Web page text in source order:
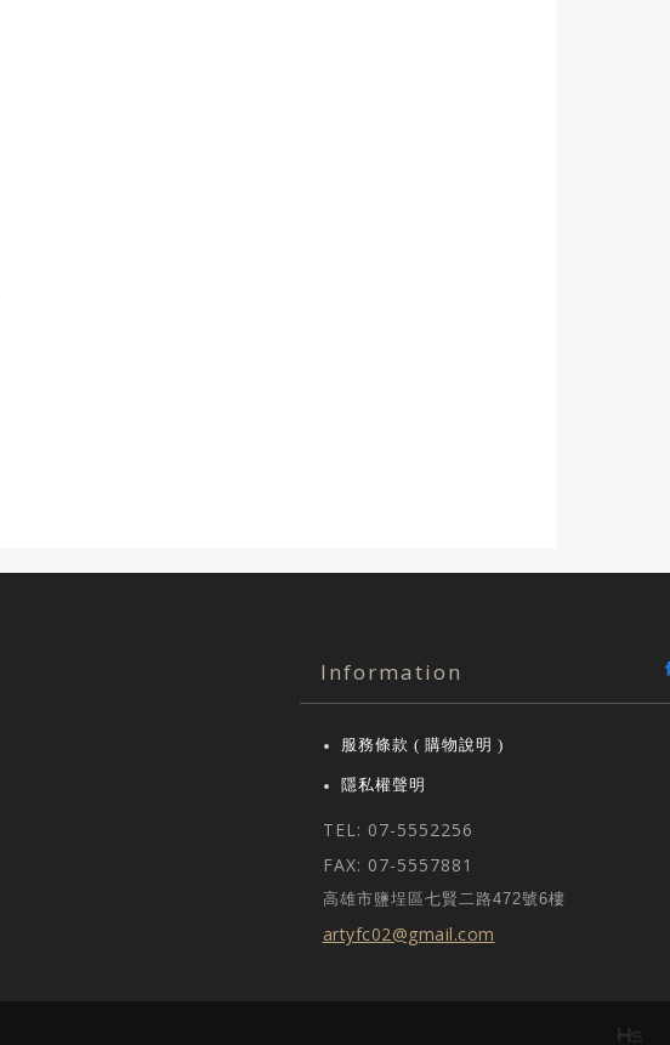
Information
服務條款 ( 購物說明 )
隱私權聲明
TEL: 07-5552256
FAX: 07-5557881
高雄市鹽埕區七賢二路472號6樓
artyfc02@gmail.com